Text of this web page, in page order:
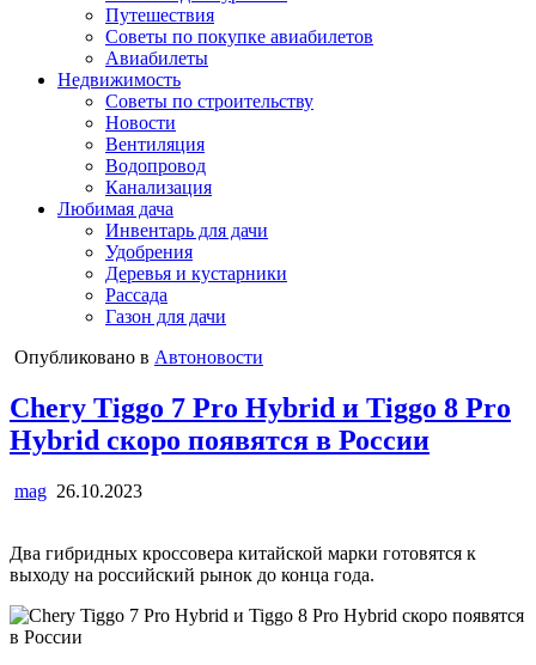
Путешествия
Советы по покупке авиабилетов
Авиабилеты
Недвижимость
Советы по строительству
Новости
Вентиляция
Водопровод
Канализация
Любимая дача
Инвентарь для дачи
Удобрения
Деревья и кустарники
Рассада
Газон для дачи
Опубликовано в Автоновости
Chery Tiggo 7 Pro Hybrid и Tiggo 8 Pro
Hybrid скоро появятся в России
mag 26.10.2023
Два гибридных кроссовера китайской марки готовятся к
выходу на российский рынок до конца года.